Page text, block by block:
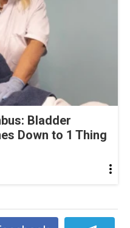
Bladder
Down to 1 Thing